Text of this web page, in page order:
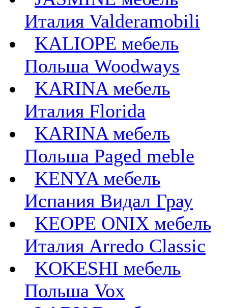
Италия Valderamobili
KALIOPE мебель
Польша Woodways
KARINA мебель
Италия Florida
KARINA мебель
Польша Paged meble
KENYA мебель
Испания Видал Грау
KEOPE ONIX мебель
Италия Arredo Classic
KOKESHI мебель
Польша Vox